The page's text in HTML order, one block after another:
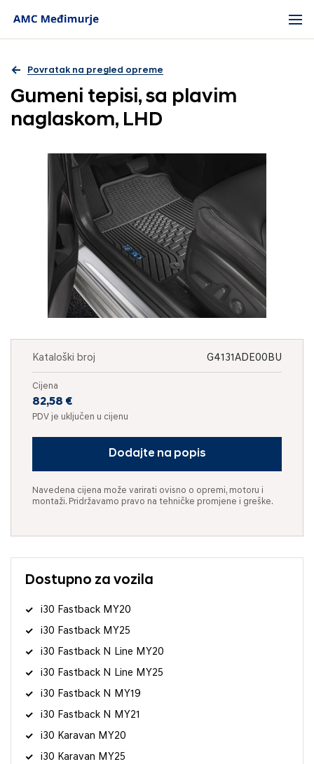
Povratak na pregled opreme
Gumeni tepisi, sa plavim
naglaskom, LHD
Kataloški broj G4131ADE00BU
Cijena
82,58 €
PDV je uključen u cijenu
Dodajte na popis
Navedena cijena može varirati ovisno o opremi, motoru i
montaži. Pridržavamo pravo na tehničke promjene i greške.
Dostupno za vozila
i30 Fastback MY20
i30 Fastback MY25
i30 Fastback N Line MY20
i30 Fastback N Line MY25
i30 Fastback N MY19
i30 Fastback N MY21
i30 Karavan MY20
i30 Karavan MY25